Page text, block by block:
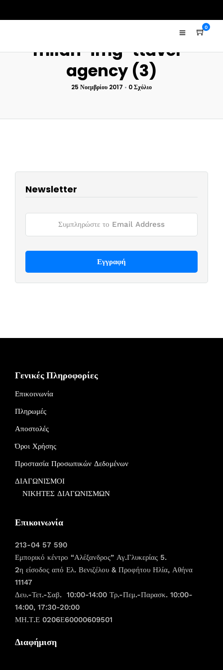
0
milan-img-ttavel-
agency (3)
25 Νοεμβρίου 2017 • 0 Σχόλιο
Newsletter
Γενικές Πληροφορίες
Επικοινωνία
Πληρωμές
Αποστολές
Όροι Χρήσης
Προστασία Προσωπικών Δεδομένων
ΔΙΑΓΩΝΙΣΜΟΙ
ΝΙΚΗΤΕΣ ΔΙΑΓΩΝΙΣΜΩΝ
Επικοινωνία
213-04 57 590
Εμπορικό κέντρο “Αλέξανδρος” Αγ.Γλυκερίας 5.
2η είσοδος από Ελ. Βενιζέλου & Προφήτου Ηλία, Αθήνα
11147
Δευ.-Τετ.-Σαβ. 10:00-14:00 Τρ.-Πεμ.-Παρασκ. 10:00-
14:00, 17:30-20:00
ΜΗ.Τ.Ε 0206Ε60000609501
Διαφήμιση